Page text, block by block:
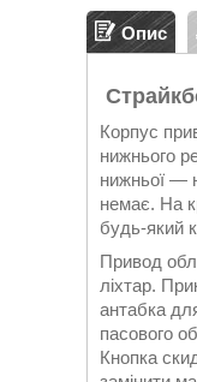
Опис
Корпус
нижнього
нижньої —
немає. На
будь-який
Привод
ліхтар.
антабка
пасового
Кнопка